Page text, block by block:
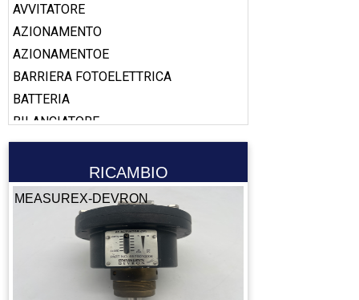
AVVITATORE
AZIONAMENTO
AZIONAMENTOE
BARRIERA FOTOELETTRICA
BATTERIA
BILANCIATORE
BOBINA
CABLAGGIO
CANALIZZAZIONE
RICAMBIO
MEASUREX-DEVRON